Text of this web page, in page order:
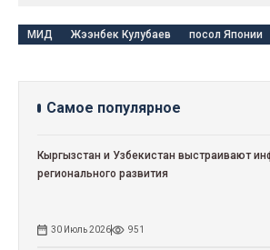
МИД Жээнбек Кулубаев посол Японии
Самое популярное
Кыргызстан и Узбекистан выстраивают
регионального развития
30 Июль 2026 951